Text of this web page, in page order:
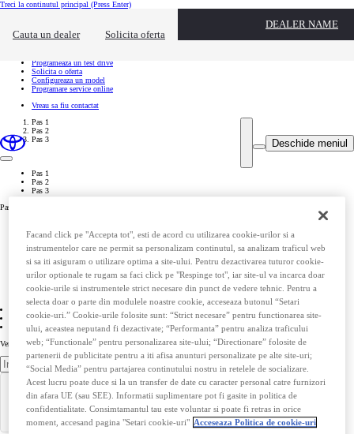
Treci la continutul principal (Press Enter)
Cauta un dealer Solicita oferta
DEALER NAME
Ai nevoie de informatii suplimentare? Click pentru a inchide suprapunerea de contact
Programeaza un test drive
Solicita o oferta
Configureaza un model
Programare service online
Vreau sa fiu contactat
Deschide meniul
Pas 1
Pas 2
Pas 3
Pas 1
Pas 2
Pas 3
Pas 1
0%
Pas 2
Complete
Pas 3
0%
Complete
02 Pas 2
03 Pas 3
Verifica daca modelul tau Toyota este vizat de o campanie de rechemare in service.
Facand click pe "Accepta tot", esti de acord cu utilizarea cookie-urilor si a
instrumentelor care ne permit sa personalizam continutul, sa analizam traficul web
si sa iti asiguram o utilizare optima a site-ului. Pentru dezactivarea tuturor cookie-
urilor optionale te rugam sa faci click pe "Respinge tot", iar site-ul va incarca doar
cookie-urile si instrumentele strict necesare din punct de vedere tehnic. Pentru a
selecta doar o parte din modulele noastre cookie, acceseaza butonul “Setari
cookie-uri.” Cookie-urile folosite sunt: “Strict necesare” pentru functionarea site-
ului, aceastea neputand fi dezactivate; “Performanta” pentru analiza traficului
web; “Functionale” pentru personalizarea site-ului; “Directionare” folosite de
partenerii de publicitate pentru a iti afisa anunturi personalizate pe alte site-uri;
“Social Media” pentru partajarea continutului nostru in retelele de socializare.
Acest lucru poate duce si la un transfer de date cu caracter personal catre furnizori
din afara UE (sau SEE). Informatii suplimentare pot fi gasite in politica de
confidentialitate. Consimtamantul tau este voluntar si poate fi retras in orice
moment, accesand pagina "Setari cookie-uri" Acceseaza Politica de cookie-uri